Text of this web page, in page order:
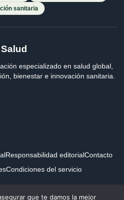
sanitaria
especializado en salud global,
bienestar e innovación sanitaria.
Responsabilidad editorialContacto
Condiciones del servicio
que te damos la mejor